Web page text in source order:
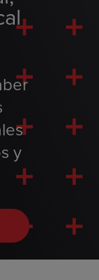
y